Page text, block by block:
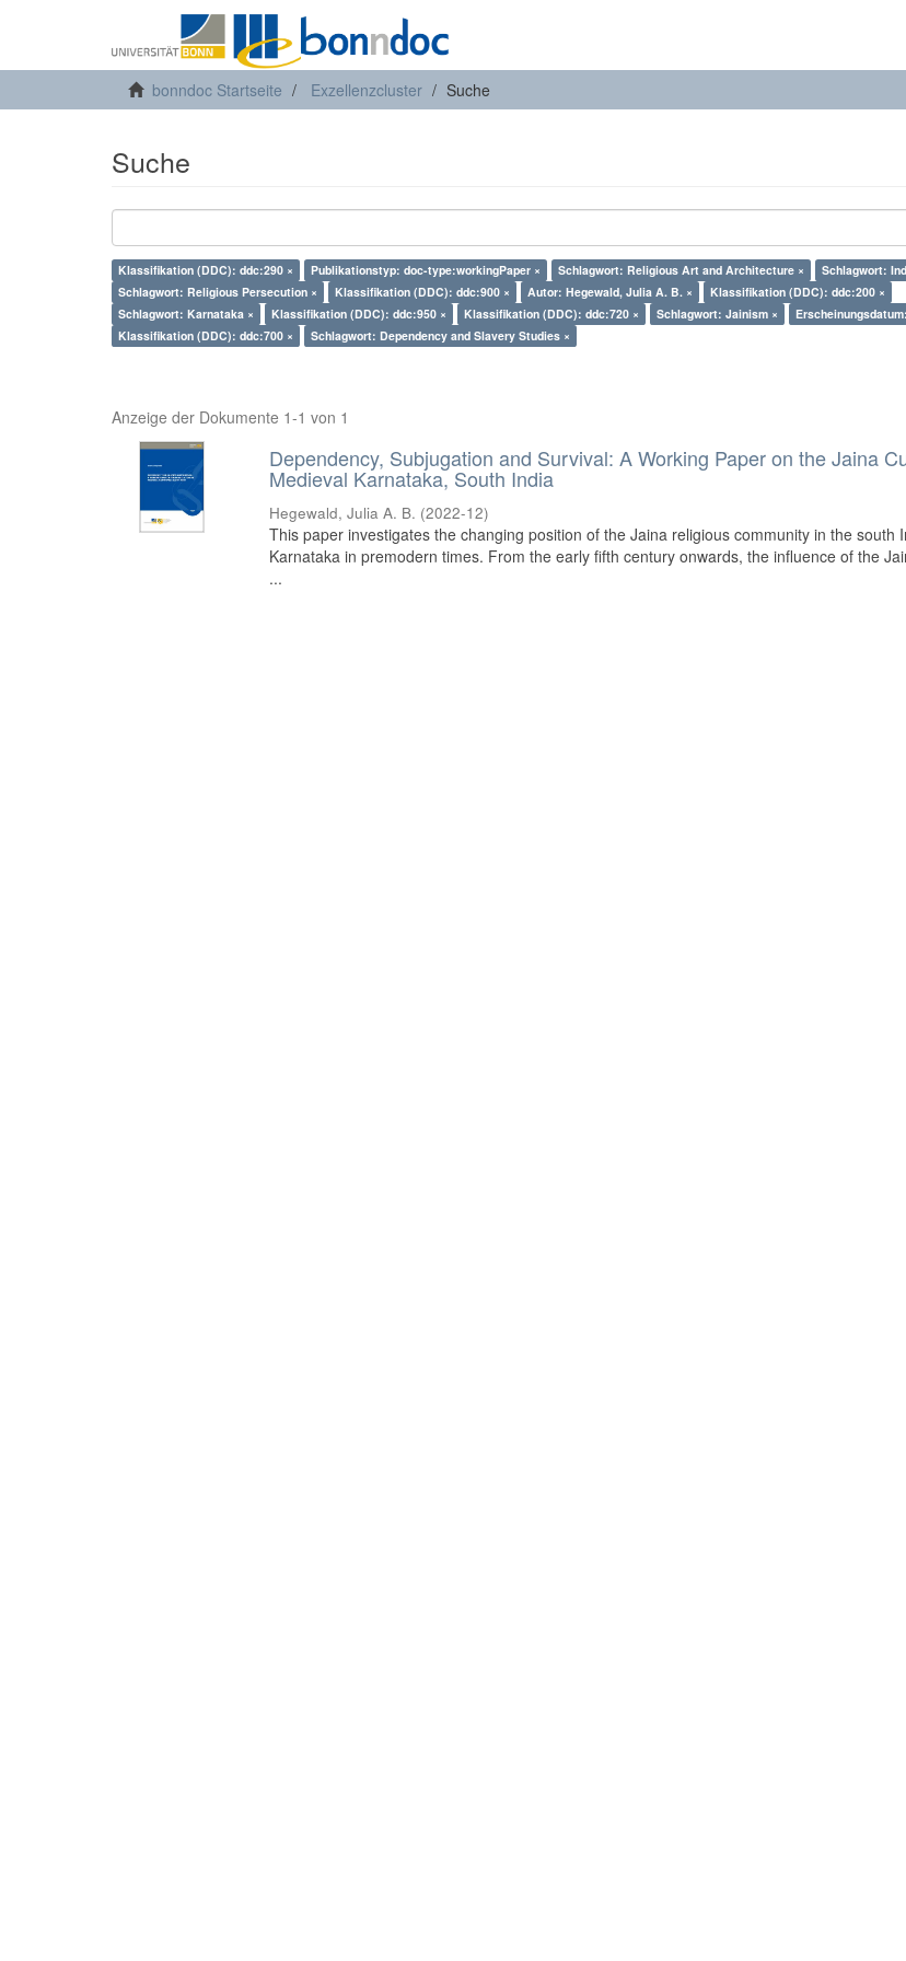
bonndoc Startseite Exzellenzcluster Suche
Suche
Klassifikation (DDC): ddc:290 × Publikationstyp: doc-type:workingPaper × Schlagwort: Religious Art and Architecture ×
Schlagwort:
Schlagwort: Religious Persecution ×
Klassifikation (DDC): ddc:900 × Autor: Hegewald, Julia A. B. ×
Klassifikation (DDC): ddc:200 ×
Schlagwort: Karnataka ×
Klassifikation (DDC): ddc:950 × Klassifikation (DDC): ddc:720 × Schlagwort: Jainism ×
Klassifikation (DDC): ddc:700 ×
Schlagwort: Dependency and Slavery Studies ×
Anzeige der Dokumente 1-1 von 1
Dependency, Subjugation and Survival: A Working Paper on the Jaina
Medieval Karnataka, South India
Hegewald, Julia A. B. (2022-12)
This paper investigates the changing position of the Jaina religious community in the south
Karnataka in premodern times. From the early fifth century onwards, the influence of the
...